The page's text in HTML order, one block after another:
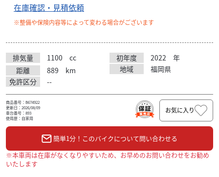
在庫確認・見積依頼
※整備や保険内容等によって変わる場合がございます
排気量 1100 cc 初年度 2022
年
距離
889 km 地域
福岡県
免許区分
--
商品番号：B674922
更新日：2026/08/09
車台番号：893
使用歴：自家用
お気に入り
簡単1分！このバイクについて問い合わせる
※本車両は在庫がなくなりやすいため、お早めのお問い合わせをお勧め
いたします